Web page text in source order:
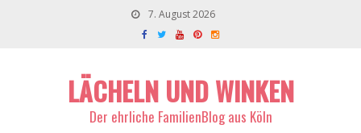
7. August 2026
LÄCHELN UND WINKEN
Der ehrliche FamilienBlog aus Köln